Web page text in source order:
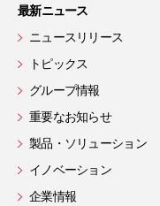
最新ニュース
ニュースリリース
トピックス
グループ情報
重要なお知らせ
製品・ソリューション
イノベーション
企業情報